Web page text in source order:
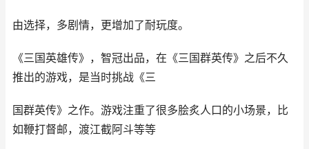
由选择，多剧情，更增加了耐玩度。
《三国英雄传》，智冠出品，在《三国群英传》之后不久
推出的游戏，是当时挑战《三
国群英传》之作。游戏注重了很多脍炙人口的小场景，比
如鞭打督邮，渡江截阿斗等等